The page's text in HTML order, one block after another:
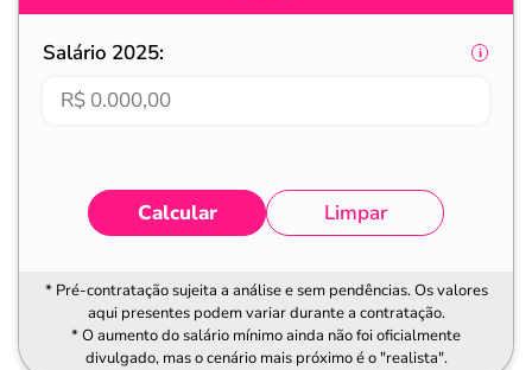
Salário 2025:
Calcular Limpar
* Pré-contratação sujeita a análise e sem pendências. Os valores
aqui presentes podem variar durante a contratação.
* O aumento do salário mínimo ainda não foi oficialmente
divulgado, mas o cenário mais próximo é o "realista".